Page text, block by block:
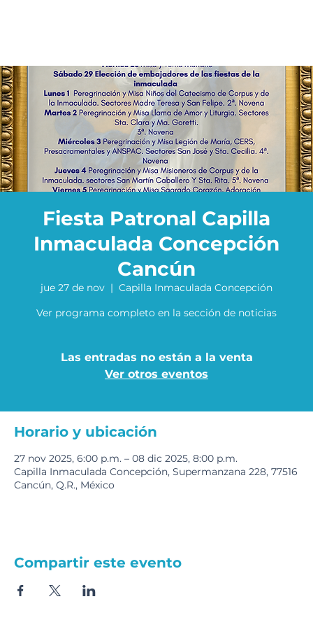
Fiesta Patronal Capilla
Inmaculada Concepción
Cancún
jue 27 de nov
  |
Capilla Inmaculada Concepción
Ver programa completo en la sección de noticias
Las entradas no están a la venta
Ver otros eventos
Horario y ubicación
27 nov 2025, 6:00 p.m. – 08 dic 2025, 8:00 p.m.
Capilla Inmaculada Concepción, Supermanzana 228, 77516
Cancún, Q.R., México
Compartir este evento